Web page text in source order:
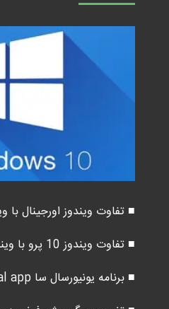
■ تفاوت ویندوز اورجینال با
■ تفاوت ویندوز 10 پرو با ویندوز 10 Home
■ برنامه یونیورسال سا Universal app چیه ؟